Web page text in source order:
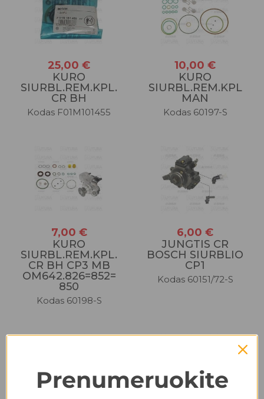
25,00 €
KURO
SIURBL.REM.KPL.
CR BH
Kodas F01M101455
10,00 €
KURO
SIURBL.REM.KPL
MAN
Kodas 60197-S
7,00 €
KURO
SIURBL.REM.KPL.
CR BH CP3 MB
OM642.826=852=
850
Kodas 60198-S
6,00 €
JUNGTIS CR
BOSCH SIURBLIO
CP1
Kodas 60151/72-S
Prenumeruokite